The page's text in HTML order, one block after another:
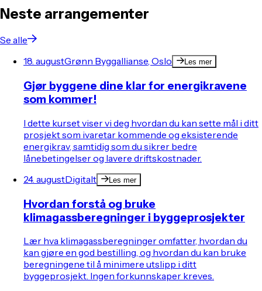
Neste arrangementer
Se alle
18. augustGrønn Byggallianse, Oslo Les mer
Gjør byggene dine klar for energikravene
som kommer!
I dette kurset viser vi deg hvordan du kan sette mål i ditt
prosjekt som ivaretar kommende og eksisterende
energikrav, samtidig som du sikrer bedre
lånebetingelser og lavere driftskostnader.
24. augustDigitalt Les mer
Hvordan forstå og bruke
klimagassberegninger i byggeprosjekter
Lær hva klimagassberegninger omfatter, hvordan du
kan gjøre en god bestilling, og hvordan du kan bruke
beregningene til å minimere utslipp i ditt
byggeprosjekt. Ingen forkunnskaper kreves.